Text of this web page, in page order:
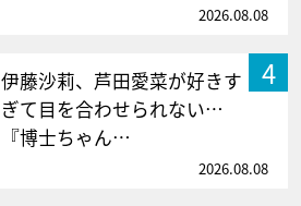
2026.08.08
4
伊藤沙莉、芦田愛菜が好きす
ぎて目を合わせられない…
『博士ちゃん…
2026.08.08